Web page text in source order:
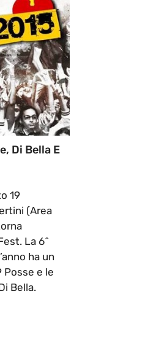
Di Bella E
19
(Area
La 6^
ha un
e le
Bella.